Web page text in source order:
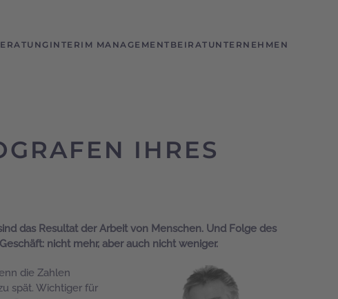
INTERIM MANAGEMENT BEIRAT UNTERNEHMEN
IHRES
das Resultat der Arbeit von Menschen. Und Folge des
nicht mehr, aber auch nicht weniger.
die Zahlen
spät. Wichtiger für